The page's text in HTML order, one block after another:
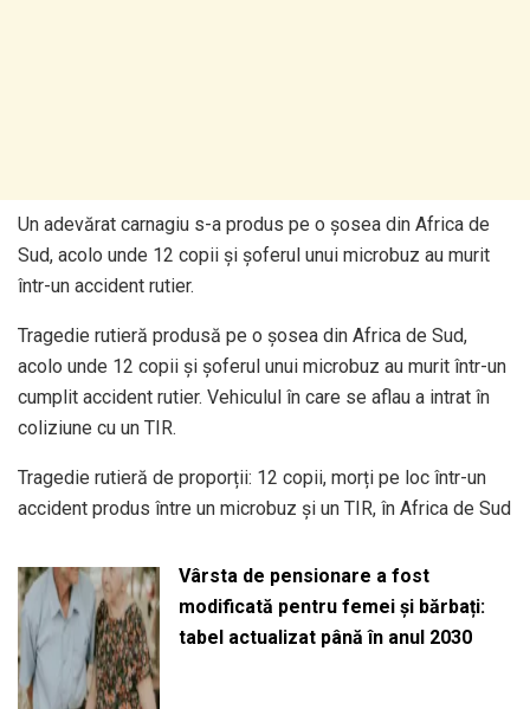
Un adevărat carnagiu s-a produs pe o șosea din Africa de
Sud, acolo unde 12 copii și șoferul unui microbuz au murit
într-un accident rutier.
Tragedie rutieră produsă pe o șosea din Africa de Sud,
acolo unde 12 copii și șoferul unui microbuz au murit într-un
cumplit accident rutier. Vehiculul în care se aflau a intrat în
coliziune cu un TIR.
Tragedie rutieră de proporții: 12 copii, morți pe loc într-un
accident produs între un microbuz și un TIR, în Africa de Sud
Vârsta de pensionare a fost
modificată pentru femei și bărbați:
tabel actualizat până în anul 2030